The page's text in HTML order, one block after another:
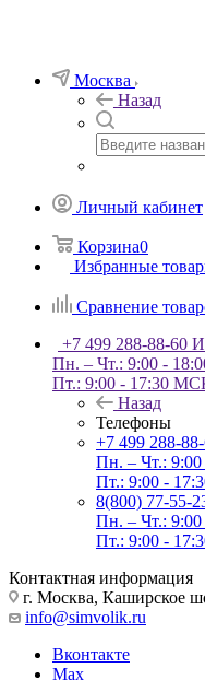
Москва
Назад
Личный кабинет
Корзина0
Избранные
Сравнение
+7 499 288-88-60
Пн. – Чт.: 9:00 -
Пт.: 9:00 - 17:30
Назад
Телефоны
+7 499 288-
Пн. – Чт.: 9:00
Пт.: 9:00 -
8(800) 77-55-
Пн. – Чт.: 9:00
Пт.: 9:00 -
Контактная информация
г. Москва, Каширское
info@simvolik.ru
Вконтакте
Max